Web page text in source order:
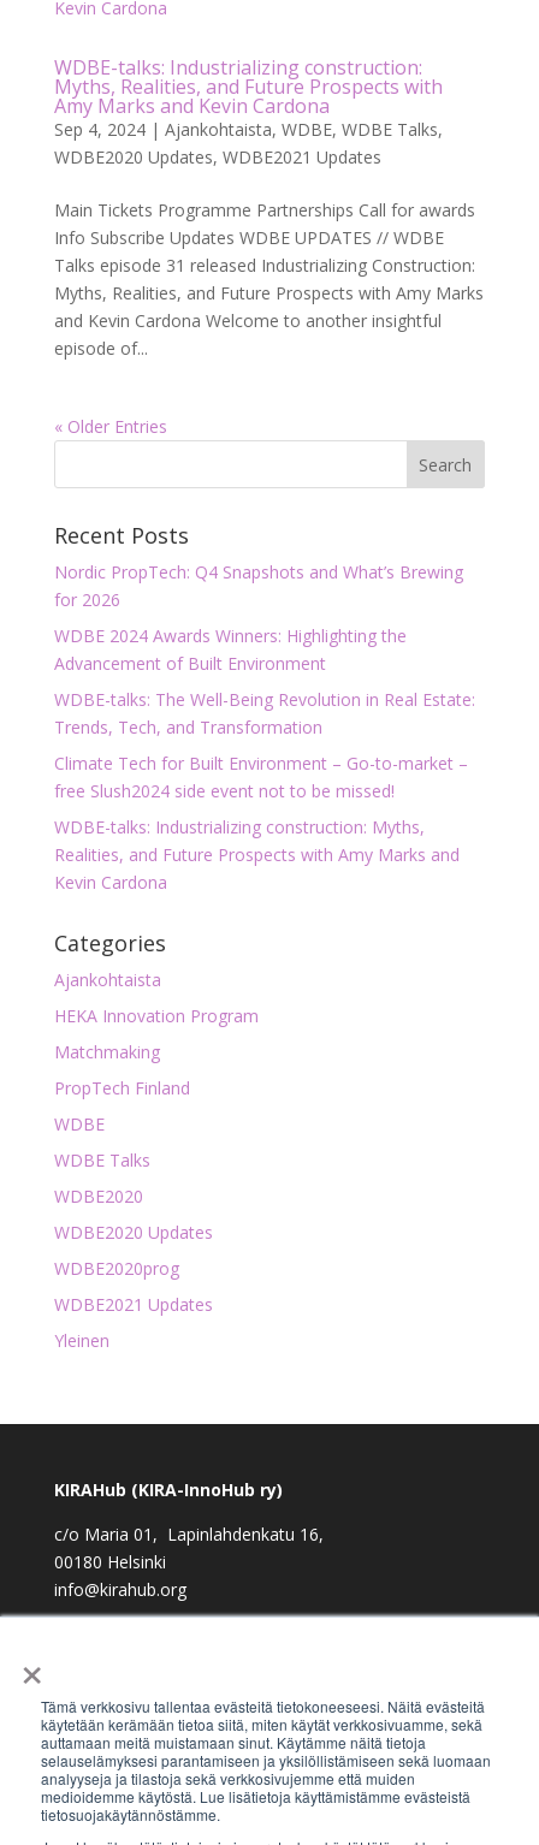
×
Tämä verkkosivu tallentaa evästeitä tietokoneeseesi. Näitä evästeitä
käytetään kerämään tietoa siitä, miten käytät verkkosivuamme, sekä
auttamaan meitä muistamaan sinut. Käytämme näitä tietoja
selauselämyksesi parantamiseen ja yksilöllistämiseen sekä luomaan
analyyseja ja tilastoja sekä verkkosivujemme että muiden
medioidemme käytöstä. Lue lisätietoja käyttämistämme evästeistä
tietosuojakäytännöstämme.
WDBE-talks: Industrializing construction:
Myths, Realities, and Future Prospects with
Amy Marks and Kevin Cardona
Sep 4, 2024| Ajankohtaista, WDBE, WDBE Talks,
WDBE2020 Updates, WDBE2021 Updates
Main Tickets Programme Partnerships Call for awards
Info Subscribe Updates WDBE UPDATES // WDBE
Talks episode 31 released Industrializing Construction:
Myths, Realities, and Future Prospects with Amy Marks
and Kevin Cardona Welcome to another insightful
episode of...
« Older Entries
Recent Posts
Nordic PropTech: Q4 Snapshots and What’s Brewing
for 2026
WDBE 2024 Awards Winners: Highlighting the
Advancement of Built Environment
WDBE-talks: The Well-Being Revolution in Real Estate:
Trends, Tech, and Transformation
Climate Tech for Built Environment – Go-to-market –
free Slush2024 side event not to be missed!
WDBE-talks: Industrializing construction: Myths,
Realities, and Future Prospects with Amy Marks and
Kevin Cardona
Categories
Ajankohtaista
HEKA Innovation Program
Matchmaking
PropTech Finland
WDBE
WDBE Talks
WDBE2020
WDBE2020 Updates
WDBE2020prog
WDBE2021 Updates
Yleinen
KIRAHub (KIRA-InnoHub ry)
c/o Maria 01, Lapinlahdenkatu 16,
00180 Helsinki
info@kirahub.org
Tilaa uutiskirje